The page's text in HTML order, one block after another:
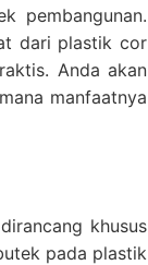
pembangunan.
dari plastik cor
Anda akan
manfaatnya
khusus
pada plastik